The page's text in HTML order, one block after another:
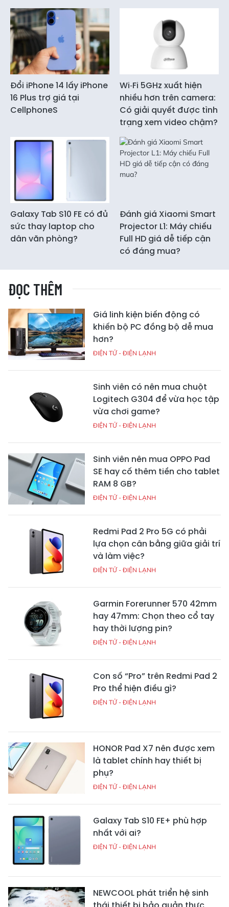
Đổi iPhone 14 lấy iPhone
16 Plus trợ giá tại
CellphoneS
Wi‑Fi 5GHz xuất hiện
nhiều hơn trên camera:
Có giải quyết được tình
trạng xem video chậm?
Galaxy Tab S10 FE có đủ
sức thay laptop cho
dân văn phòng?
Đánh giá Xiaomi Smart
Projector L1: Máy chiếu
Full HD giá dễ tiếp cận
có đáng mua?
ĐỌC THÊM
Giá linh kiện biến động có
khiến bộ PC đồng bộ dễ mua
hơn?
ĐIỆN TỬ - ĐIỆN LẠNH
Sinh viên có nên mua chuột
Logitech G304 để vừa học tập
vừa chơi game?
ĐIỆN TỬ - ĐIỆN LẠNH
Sinh viên nên mua OPPO Pad
SE hay cố thêm tiền cho tablet
RAM 8 GB?
ĐIỆN TỬ - ĐIỆN LẠNH
Redmi Pad 2 Pro 5G có phải
lựa chọn cân bằng giữa giải trí
và làm việc?
ĐIỆN TỬ - ĐIỆN LẠNH
Garmin Forerunner 570 42mm
hay 47mm: Chọn theo cổ tay
hay thời lượng pin?
ĐIỆN TỬ - ĐIỆN LẠNH
Con số “Pro” trên Redmi Pad 2
Pro thể hiện điều gì?
ĐIỆN TỬ - ĐIỆN LẠNH
HONOR Pad X7 nên được xem
là tablet chính hay thiết bị
phụ?
ĐIỆN TỬ - ĐIỆN LẠNH
Galaxy Tab S10 FE+ phù hợp
nhất với ai?
ĐIỆN TỬ - ĐIỆN LẠNH
NEWCOOL phát triển hệ sinh